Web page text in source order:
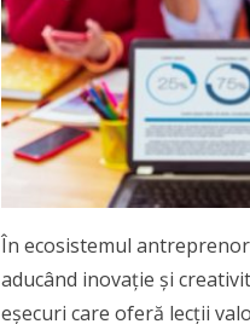
În ecosistemul
aducând inovație și
eșecuri care oferă lecții